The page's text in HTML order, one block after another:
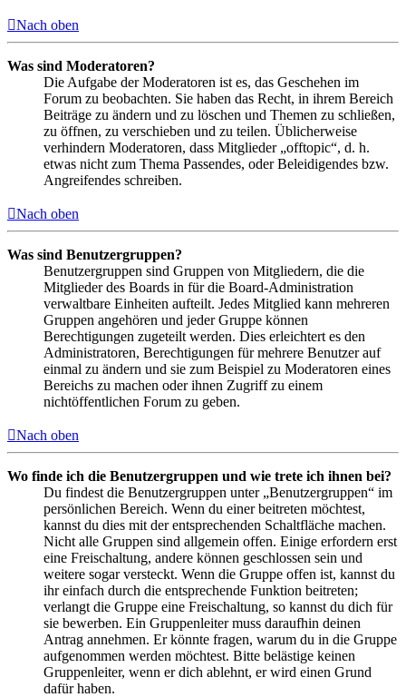
Nach oben
Was sind Moderatoren?
Die Aufgabe der Moderatoren ist es, das Geschehen im
Forum zu beobachten. Sie haben das Recht, in ihrem Bereich
Beiträge zu ändern und zu löschen und Themen zu schließen,
zu öffnen, zu verschieben und zu teilen. Üblicherweise
verhindern Moderatoren, dass Mitglieder „offtopic“, d. h.
etwas nicht zum Thema Passendes, oder Beleidigendes bzw.
Angreifendes schreiben.
Nach oben
Was sind Benutzergruppen?
Benutzergruppen sind Gruppen von Mitgliedern, die die
Mitglieder des Boards in für die Board-Administration
verwaltbare Einheiten aufteilt. Jedes Mitglied kann mehreren
Gruppen angehören und jeder Gruppe können
Berechtigungen zugeteilt werden. Dies erleichtert es den
Administratoren, Berechtigungen für mehrere Benutzer auf
einmal zu ändern und sie zum Beispiel zu Moderatoren eines
Bereichs zu machen oder ihnen Zugriff zu einem
nichtöffentlichen Forum zu geben.
Nach oben
Wo finde ich die Benutzergruppen und wie trete ich ihnen bei?
Du findest die Benutzergruppen unter „Benutzergruppen“ im
persönlichen Bereich. Wenn du einer beitreten möchtest,
kannst du dies mit der entsprechenden Schaltfläche machen.
Nicht alle Gruppen sind allgemein offen. Einige erfordern erst
eine Freischaltung, andere können geschlossen sein und
weitere sogar versteckt. Wenn die Gruppe offen ist, kannst du
ihr einfach durch die entsprechende Funktion beitreten;
verlangt die Gruppe eine Freischaltung, so kannst du dich für
sie bewerben. Ein Gruppenleiter muss daraufhin deinen
Antrag annehmen. Er könnte fragen, warum du in die Gruppe
aufgenommen werden möchtest. Bitte belästige keinen
Gruppenleiter, wenn er dich ablehnt, er wird einen Grund
dafür haben.